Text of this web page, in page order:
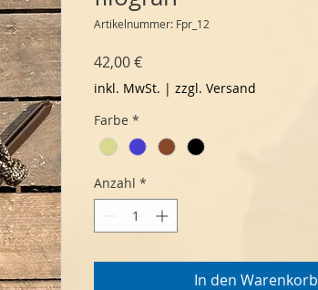
Artikelnummer: Fpr_12
42,00 €Preis
inkl. MwSt. | zzgl. Versand
Farbe *
Anzahl *
In den Warenkorb